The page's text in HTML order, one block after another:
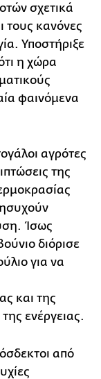
σχετικά
τους κανόνες
Υποστήριξε
η χώρα
φαινόμενα
αγρότες
της
Ίσως
διόρισε
για να
και της
ενέργειας.
από